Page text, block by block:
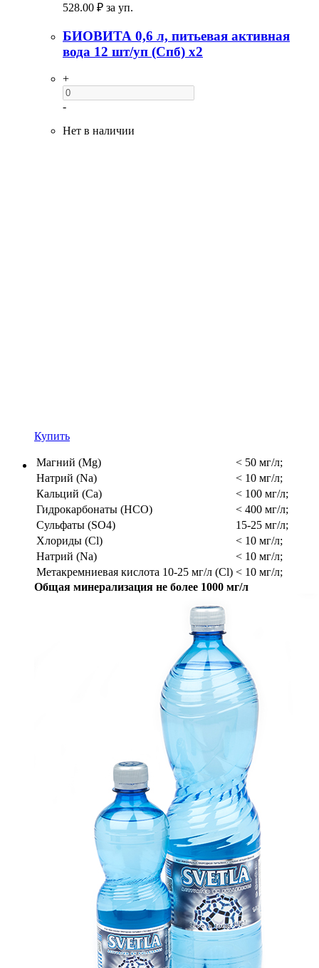
528.00 ₽ за уп.
БИОВИТА 0,6 л, питьевая активная
вода 12 шт/уп (Спб) x2
+
-
Нет в наличии
Купить
Магний (Mg)
< 50 мг/л;
Натрий (Na)
< 10 мг/л;
Кальций (Ca)
< 100 мг/л;
Гидрокарбонаты (HCO)
< 400 мг/л;
Сульфаты (SO4)
15-25 мг/л;
Хлориды (Cl)
< 10 мг/л;
Натрий (Na)
< 10 мг/л;
Метакремниевая кислота 10-25 мг/л (Cl) < 10 мг/л;
Общая минерализация не более 1000 мг/л